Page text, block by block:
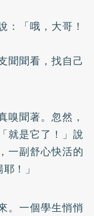
：「哦，大哥！
聞聞看，找自己
嗅聞著。忽然，
就是它了！」說
一副舒心快活的
！」
。一個學生悄悄